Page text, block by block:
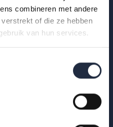
combineren met andere
of die ze hebben
van hun services.